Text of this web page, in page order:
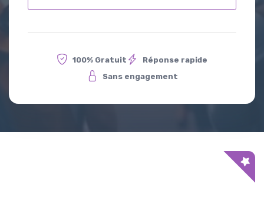
100% Gratuit
Réponse rapide
Sans engagement